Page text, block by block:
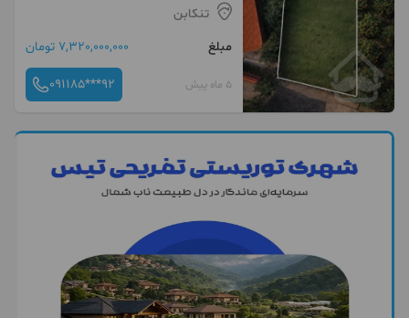
تنکابن
مبلغ
7,320,000,000 تومان
5 ماه پیش 091185***92